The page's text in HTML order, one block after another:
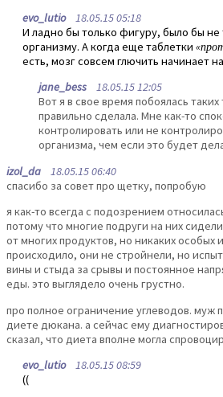
evo_lutio18.05.15 05:18
И ладно бы только фигуру, было бы не
организму. А когда еще таблетки
есть, мозг совсем глючить начинает
jane_bess 18.05.15 12:05
Вот я в свое время побоялась
правильно сделала. Мне как-то
контролировать или не
организма, чем если это будет
izol_da 18.05.15 06:40
спасибо за совет про щетку, попробую
я как-то всегда с подозрением
потому что многие подруги на них
от многих продуктов, но никаких особых
происходило, они не стройнели, но
вины и стыда за срывы и постоянное
еды. это выглядело очень грустно.
про полное ограничение углеводов. муж
диете дюкана. а сейчас ему
сказал, что диета вполне могла
evo_lutio18.05.15 08:59
((